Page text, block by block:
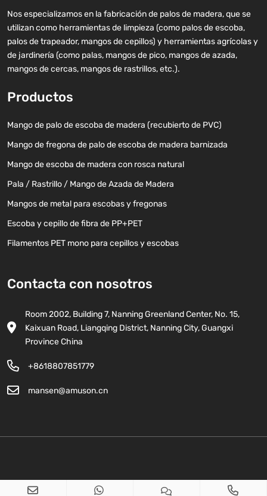
Nos especializamos en la fabricación de palos de madera, que se
utilizan como herramientas de limpieza (como palos de escoba,
palos de trapeador, mangos de cepillos) y herramientas agrícolas y
de jardinería (como palas, mangos de pico, mangos de azada,
mangos de cercas, mangos de rastrillos, etc.).
Productos
Mango de palo de escoba de madera (recubierto de PVC)
Mango de fregona de palo de escoba de madera barnizada
Mango de escoba de madera con rosca natural
Pala / Rastrillo / Mango de Azada de Madera
Mangos de metal para escobas y fregonas
Escoba y cepillo de fibra de PP+PET
Filamentos PET mono para cepillos y escobas
Contacta con nosotros
Room 2002, Building 7, Nanning Greenland Center, No. 15,
Kaixuan Road, Liangqing District, Nanning City, Guangxi
Province China
+8618807851779
mansen@amuson.cn
Copyright © 2026 Man Sen Import And Export Trade Co., Ltd. Todos